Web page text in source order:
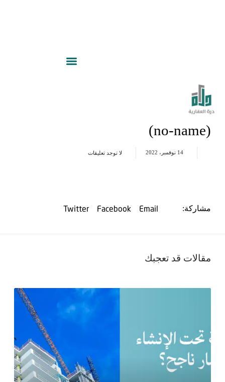
(no-name)
14 نوفمبر، 2022 لا توجد تعليقات
مشاركة: Email
Facebook
Twitter
مقالات قد تعجبك